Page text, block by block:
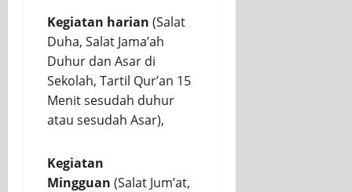
Kegiatan harian (Salat
Duha, Salat Jama’ah
Duhur dan Asar di
Sekolah, Tartil Qur’an 15
Menit sesudah duhur
atau sesudah Asar),
Kegiatan
Mingguan (Salat Jum’at,